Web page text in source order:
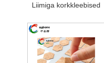
Liimiga korkkleebised